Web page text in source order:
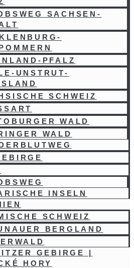
SACHSEN-
PFALZ
UNSTRUT-
SCHWEIZ
WALD
WALD
INSELN
SCHWEIZ
BERGLAND
GEBIRGE |
HORY